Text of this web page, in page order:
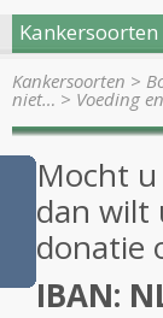
Kankersoorten
Kankersoorten >
niet… > Voeding
Mocht
dan wilt
donatie
IBAN: